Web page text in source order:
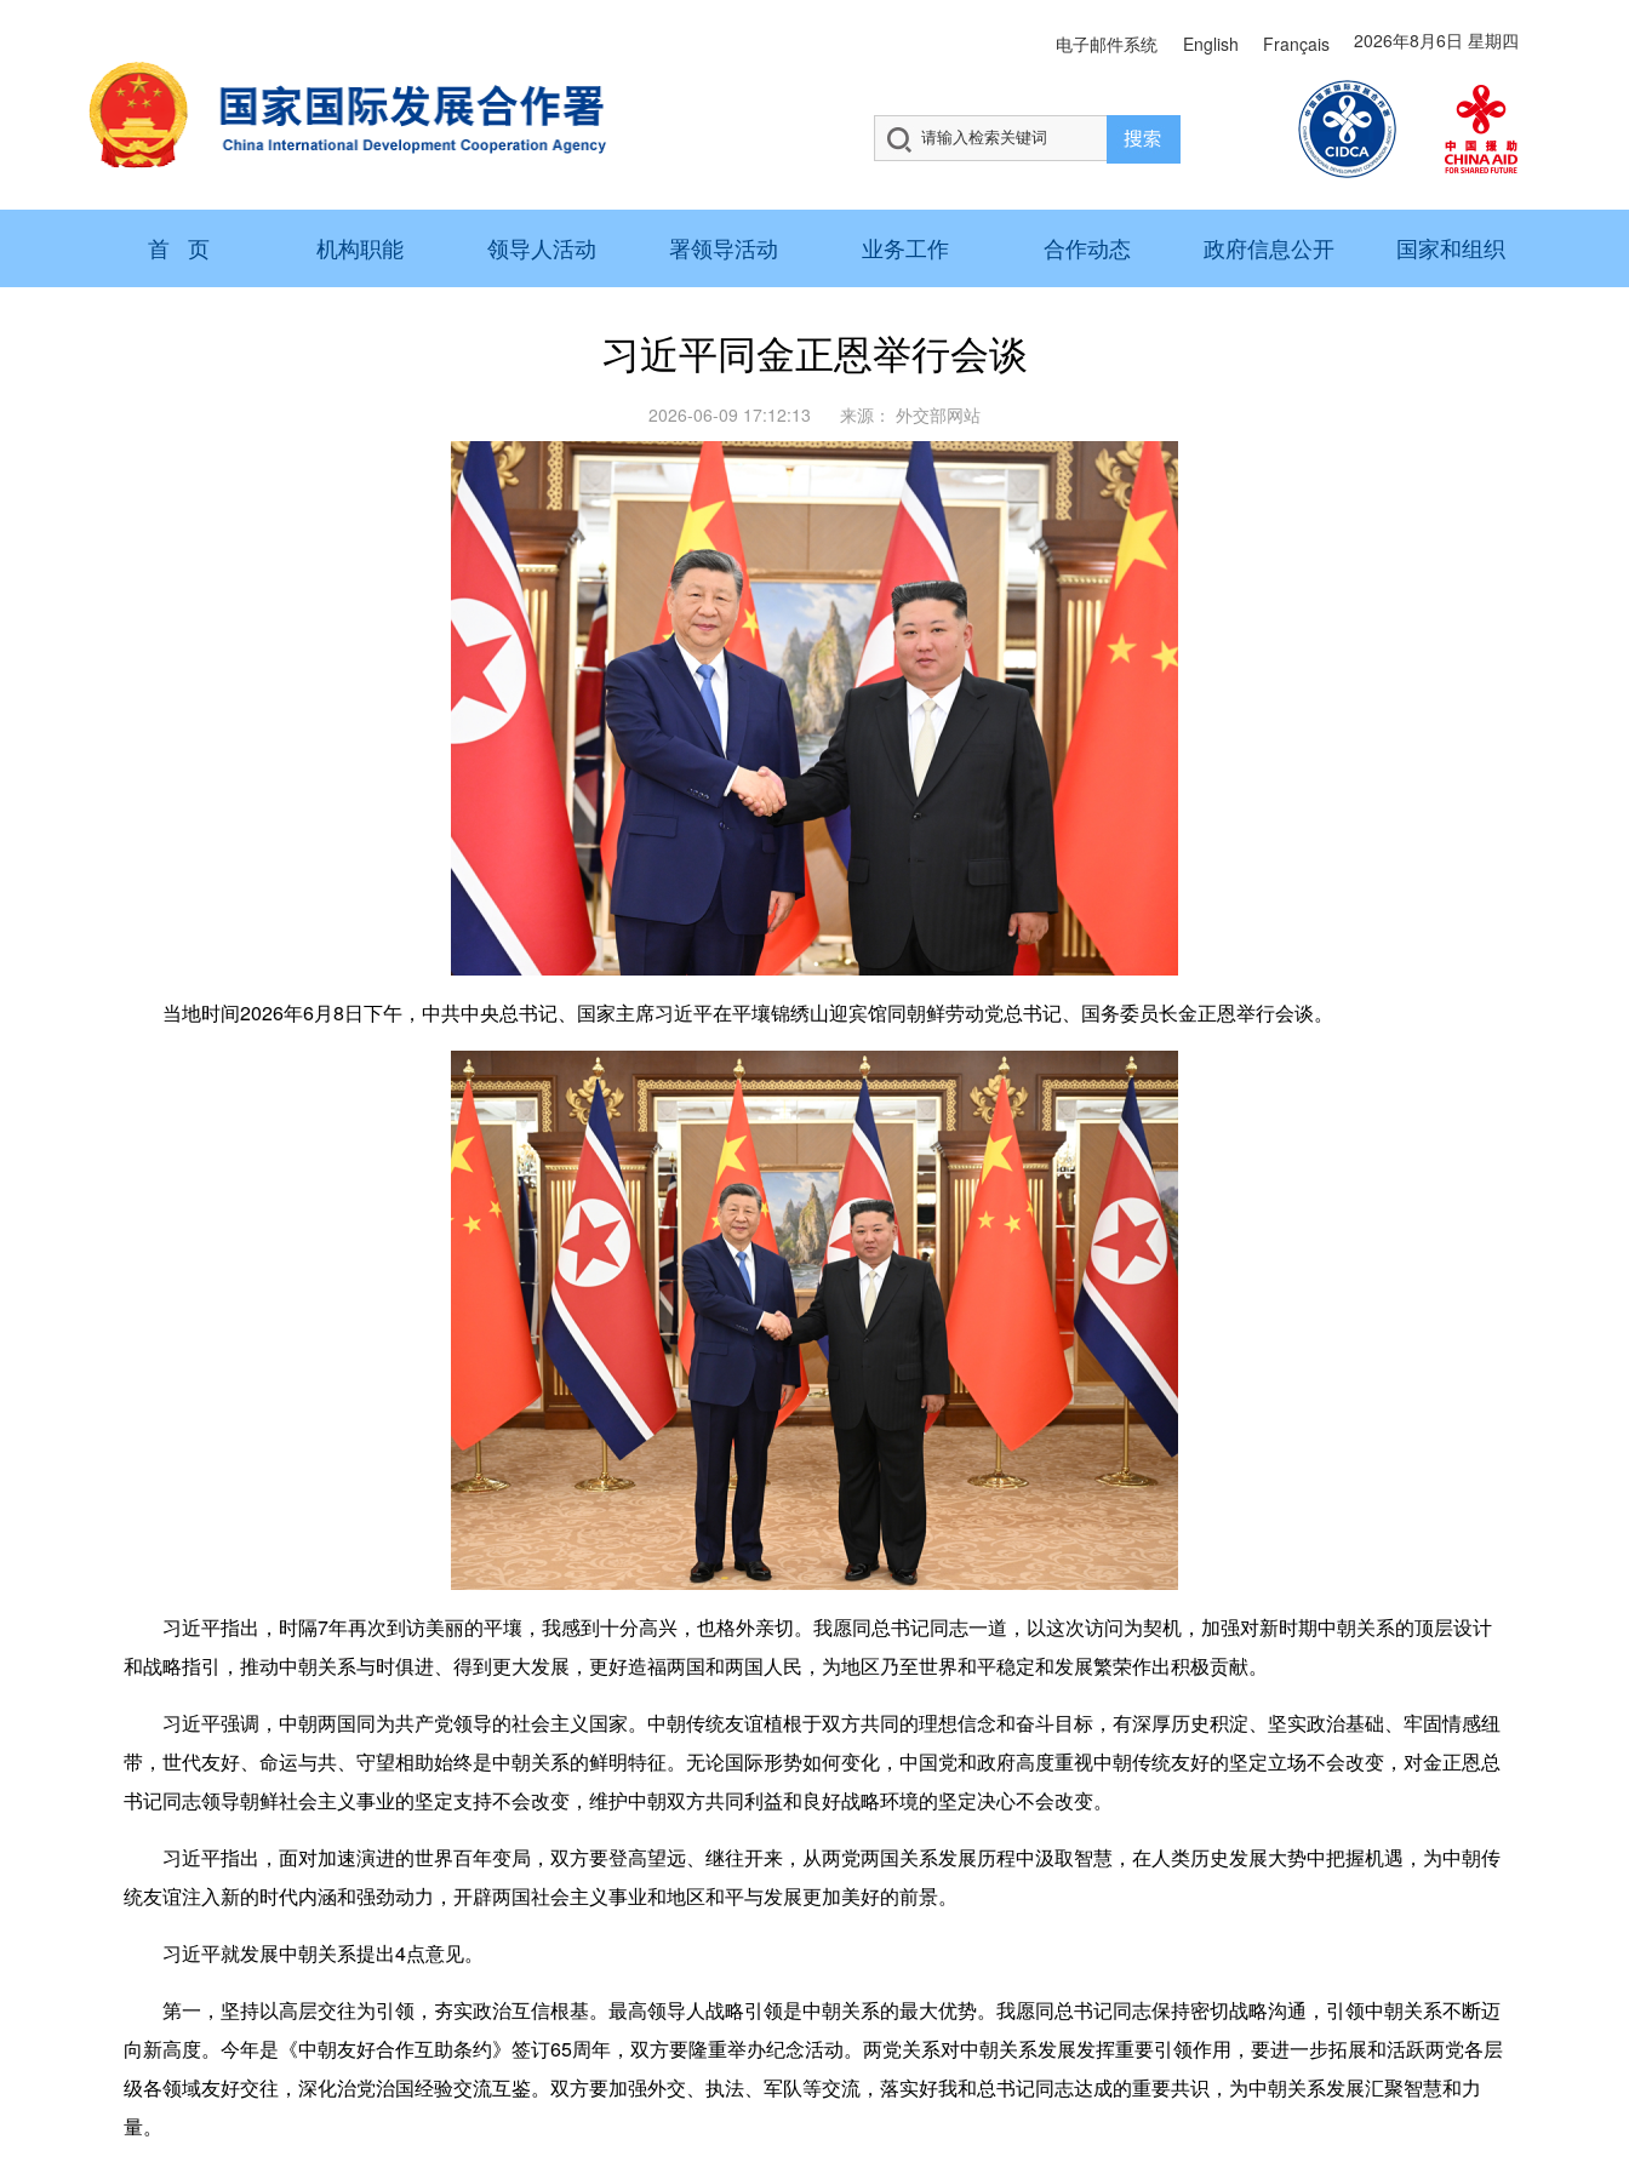
2026年8月6日 星期四
电子邮件系统 English Français
首 页 机构职能 领导人活动 署领导活动 业务工作 合作动态 政府信息公开 国家和组织
习近平同金正恩举行会谈
2026-06-09 17:12:13 来源： 外交部网站
当地时间2026年6月8日下午，中共中央总书记、国家主席习近平在平壤锦绣山迎宾馆同朝鲜劳动党总书记、国务委员长金正恩举行会谈。
习近平指出，时隔7年再次到访美丽的平壤，我感到十分高兴，也格外亲切。我愿同总书记同志一道，以这次访问为契机，加强对新时期中朝关系的顶层设计
和战略指引，推动中朝关系与时俱进、得到更大发展，更好造福两国和两国人民，为地区乃至世界和平稳定和发展繁荣作出积极贡献。
习近平强调，中朝两国同为共产党领导的社会主义国家。中朝传统友谊植根于双方共同的理想信念和奋斗目标，有深厚历史积淀、坚实政治基础、牢固情感纽
带，世代友好、命运与共、守望相助始终是中朝关系的鲜明特征。无论国际形势如何变化，中国党和政府高度重视中朝传统友好的坚定立场不会改变，对金正恩总
书记同志领导朝鲜社会主义事业的坚定支持不会改变，维护中朝双方共同利益和良好战略环境的坚定决心不会改变。
习近平指出，面对加速演进的世界百年变局，双方要登高望远、继往开来，从两党两国关系发展历程中汲取智慧，在人类历史发展大势中把握机遇，为中朝传
统友谊注入新的时代内涵和强劲动力，开辟两国社会主义事业和地区和平与发展更加美好的前景。
习近平就发展中朝关系提出4点意见。
第一，坚持以高层交往为引领，夯实政治互信根基。最高领导人战略引领是中朝关系的最大优势。我愿同总书记同志保持密切战略沟通，引领中朝关系不断迈
向新高度。今年是《中朝友好合作互助条约》签订65周年，双方要隆重举办纪念活动。两党关系对中朝关系发展发挥重要引领作用，要进一步拓展和活跃两党各层
级各领域友好交往，深化治党治国经验交流互鉴。双方要加强外交、执法、军队等交流，落实好我和总书记同志达成的重要共识，为中朝关系发展汇聚智慧和力
量。